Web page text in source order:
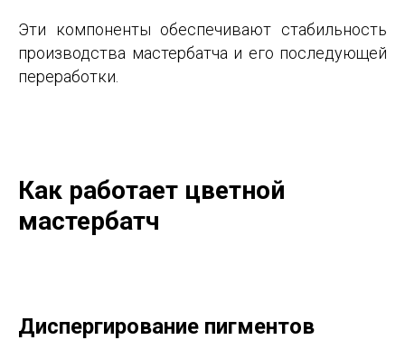
Эти компоненты обеспечивают стабильность
производства мастербатча и его последующей
переработки.
Как работает цветной
мастербатч
Диспергирование пигментов